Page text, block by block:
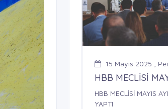
15 Mayıs 2025 ,
HBB MECLİSİ
HBB MECLİSİ MAYIS
YAPTI